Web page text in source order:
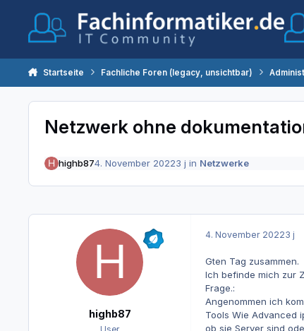
Startseite Fachliche Foren (legacy, unsichtbar)
Netzwerk ohne
highb874. November 20223 j in Netzwerke
highb87
4. November 20223 j
Gten Tag zusammen.
Ich befinde mich zur
Frage.:
Angenommen ich
Tools Wie Advanced
ob sie Server sind